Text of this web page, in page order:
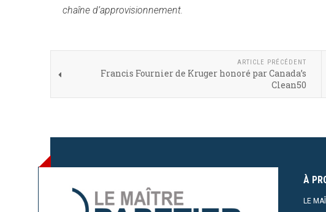
chaîne d’approvisionnement.
ARTICLE PRÉCÉDENT
Francis Fournier de Kruger honoré par Canada’s
Clean50
À
LE